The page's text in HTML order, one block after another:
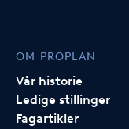
OM PROPLAN
Vår historie
Ledige stillinger
Fagartikler